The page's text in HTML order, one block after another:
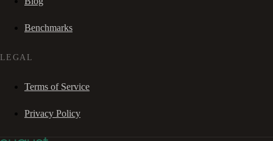
Benchmarks
LEGAL
Terms of Service
Privacy Policy